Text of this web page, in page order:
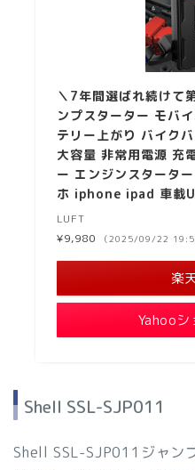
＼7年間選ばれ続けて
ンプスターター モバ
テリー上がり バイク
大容量 非常用電源 充
ー エンジンスタータ
ホ iphone ipad 車載
LUFT
¥9,980
（2025/09/22
楽
Yahoo
Shell SSL-SJP011
Shell SSL-SJP011ジャン